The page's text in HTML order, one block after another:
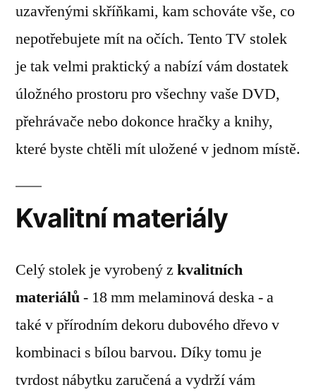
uzavřenými skříňkami, kam schováte vše, co
nepotřebujete mít na očích. Tento TV stolek
je tak velmi praktický a nabízí vám dostatek
úložného prostoru pro všechny vaše DVD,
přehrávače nebo dokonce hračky a knihy,
které byste chtěli mít uložené v jednom místě.
Kvalitní materiály
Celý stolek je vyrobený z kvalitních
materiálů- 18 mm melaminová deska - a
také v přírodním dekoru dubového dřevo v
kombinaci s bílou barvou. Díky tomu je
tvrdost nábytku zaručená a vydrží vám